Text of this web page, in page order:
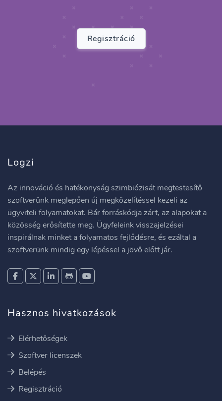
Regisztráció
Logzi
Az innováció és hatékonyság szimbiózisát megtestesítő
szoftverünk meglepően új megközelítéssel kezeli az
ügyviteli folyamatokat. Bár forráskódja zárt, az alapokat a
közösség erősítette meg. Ügyfeleink visszajelzései
inspirálnak minket a folyamatos fejlődésre, és ezáltal a
szoftverünk mindig egy lépéssel a jövő előtt jár.
Hasznos hivatkozások
Elérhetőségek
Szoftver licenszek
Belépés
Regisztráció